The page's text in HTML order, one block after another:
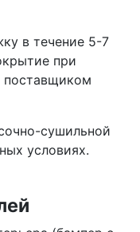
в течение 5-7
при
поставщиком
сушильной
условиях.